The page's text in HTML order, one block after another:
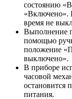
состоянию
«Включено».
время не
Выполнение
помощью
положение
выключено».
В приборе
часовой
остановится
питания.